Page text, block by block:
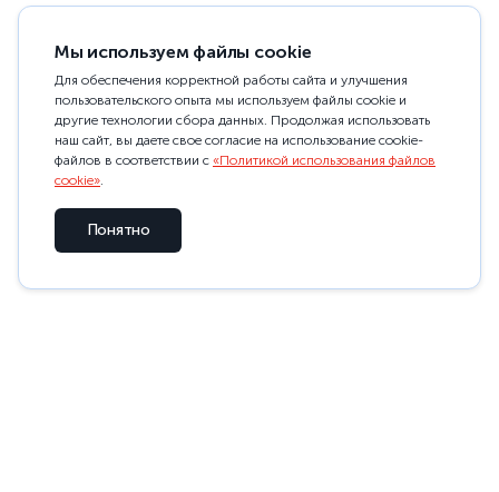
Мы используем файлы cookie
Для обеспечения корректной работы сайта и улучшения
пользовательского опыта мы используем файлы cookie и
другие технологии сбора данных. Продолжая использовать
наш сайт, вы даете свое согласие на использование cookie-
файлов в соответствии с «Политикой использования файлов
cookie».
Понятно